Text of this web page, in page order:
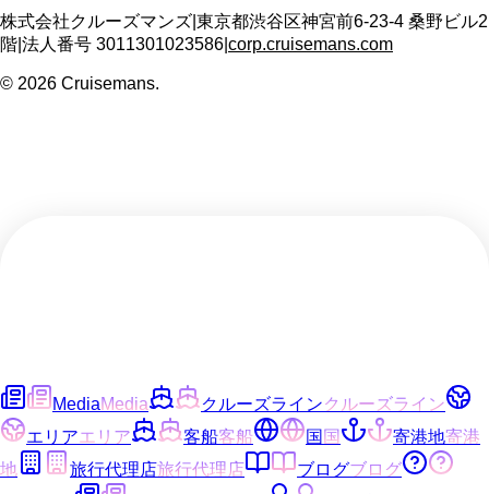
株式会社クルーズマンズ 東京都渋谷区神宮前6-23-4 桑野ビル2
階 法人番号 3011301023586 corp.cruisemans.com
© 2026 Cruisemans.
MediaMedia クルーズラインクルーズライン
エリアエリア 客船客船 国国 寄港地寄港
地
旅行代理店旅行代理店 ブログブログ